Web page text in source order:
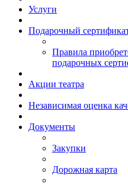
Услуги
Подарочный
Правила
подарочных
Акции театра
Независимая оценка
Документы
Закупки
Дорожная карта